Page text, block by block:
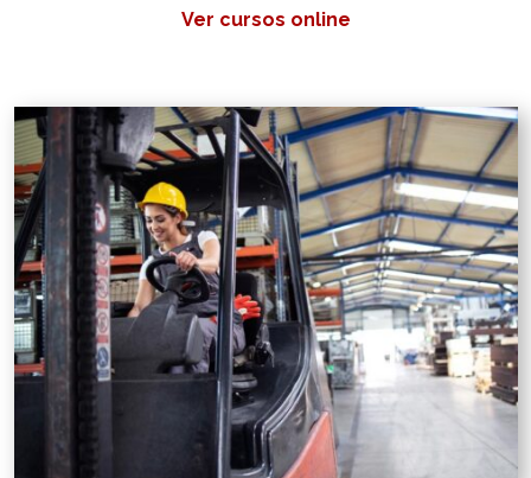
Ver cursos online